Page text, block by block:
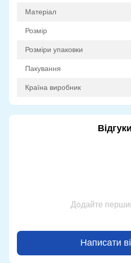
Матеріал
Розмір
Розміри упаковки
Пакування
Країна виробник
Відгуки
Додайте
Написати